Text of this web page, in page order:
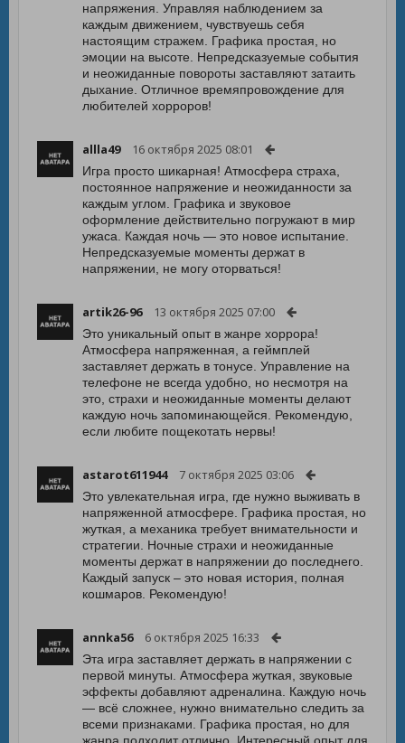
напряжения. Управляя наблюдением за
каждым движением, чувствуешь себя
настоящим стражем. Графика простая, но
эмоции на высоте. Непредсказуемые события
и неожиданные повороты заставляют затаить
дыхание. Отличное времяпровождение для
любителей хорроров!
allla49 16 октября 2025 08:01
Игра просто шикарная! Атмосфера страха,
постоянное напряжение и неожиданности за
каждым углом. Графика и звуковое
оформление действительно погружают в мир
ужаса. Каждая ночь — это новое испытание.
Непредсказуемые моменты держат в
напряжении, не могу оторваться!
artik26-96 13 октября 2025 07:00
Это уникальный опыт в жанре хоррора!
Атмосфера напряженная, а геймплей
заставляет держать в тонусе. Управление на
телефоне не всегда удобно, но несмотря на
это, страхи и неожиданные моменты делают
каждую ночь запоминающейся. Рекомендую,
если любите пощекотать нервы!
astarot611944 7 октября 2025 03:06
Это увлекательная игра, где нужно выживать в
напряженной атмосфере. Графика простая, но
жуткая, а механика требует внимательности и
стратегии. Ночные страхи и неожиданные
моменты держат в напряжении до последнего.
Каждый запуск – это новая история, полная
кошмаров. Рекомендую!
annka56 6 октября 2025 16:33
Эта игра заставляет держать в напряжении с
первой минуты. Атмосфера жуткая, звуковые
эффекты добавляют адреналина. Каждую ночь
— всё сложнее, нужно внимательно следить за
всеми признаками. Графика простая, но для